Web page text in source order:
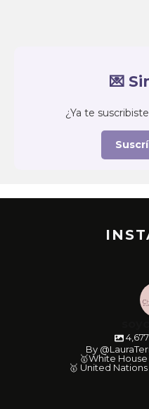
💌
¿Ya te
4,677
By
🥇White
🥇 United